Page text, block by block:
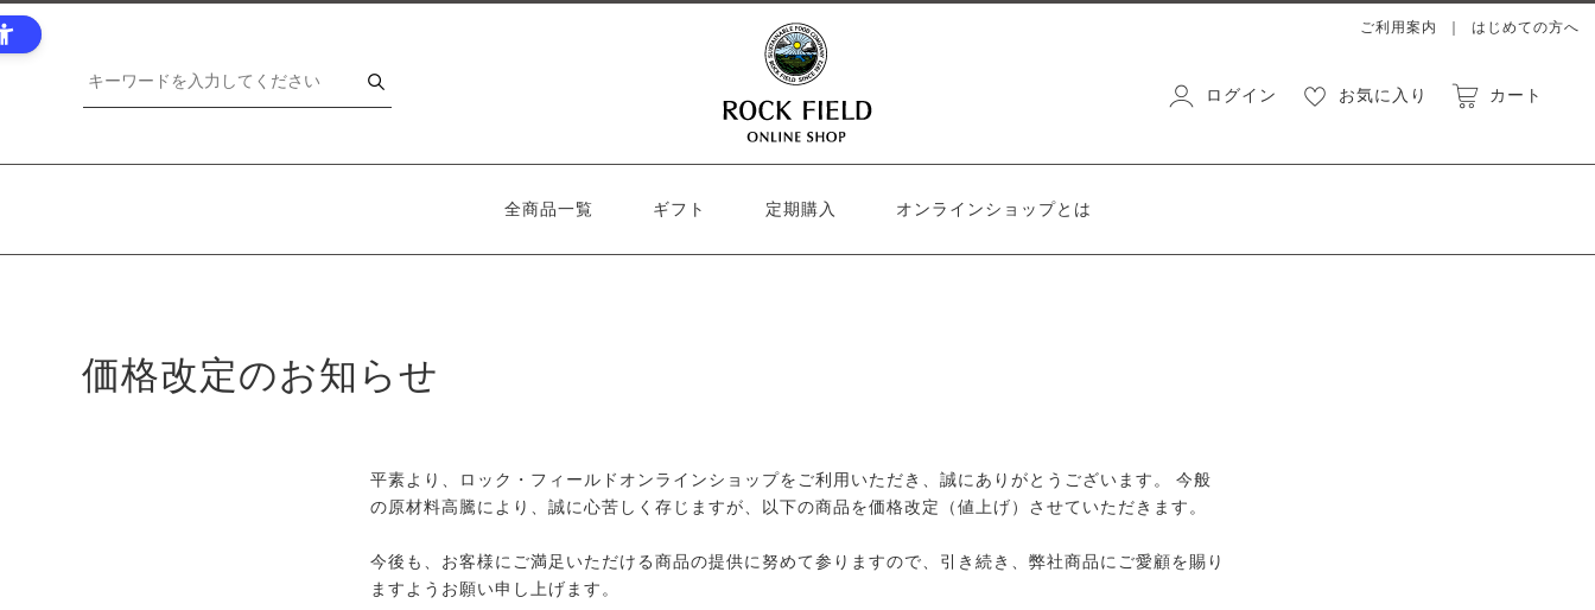
ログイン お気に入り カート
ご利用案内 はじめての方へ
全商品一覧 ギフト 定期購入 オンラインショップとは
価格改定のお知らせ
平素より、ロック・フィールドオンラインショップをご利用いただき、誠にありがとうございます。 今般
の原材料高騰により、誠に心苦しく存じますが、以下の商品を価格改定（値上げ）させていただきます。
今後も、お客様にご満足いただける商品の提供に努めて参りますので、引き続き、弊社商品にご愛顧を賜り
ますようお願い申し上げます。